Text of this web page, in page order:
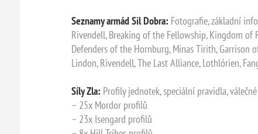
Seznamy armád Sil Dobra: Fotografie, základní
Rivendell, Breaking of the Fellowship, Kingdom of
Defenders of the Hornburg, Minas Tirith, Garrison
Lindon, Rivendell, The Last Alliance, Lothlórien,
Síly Zla: Profily jednotek, speciální pravidla,
– 25x Mordor profilů
– 23x Isengard profilů